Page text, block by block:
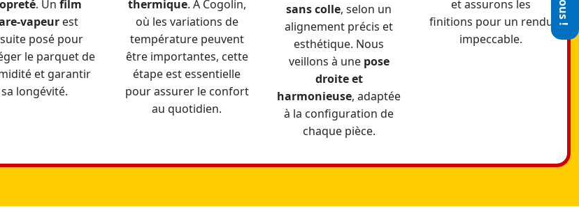
. Unfilm
vapeurest
posé pour
le parquet de
et garantir
sa longévité.
thermique. À Cogolin,
où les variations de
température peuvent
être importantes, cette
étape est essentielle
pour assurer le confort
au quotidien.
sans colle, selon un
alignement précis et
esthétique. Nous
veillons à une pose
droite et
harmonieuse, adaptée
à la configuration de
chaque pièce.
et assurons les
finitions pour un rendu
impeccable.